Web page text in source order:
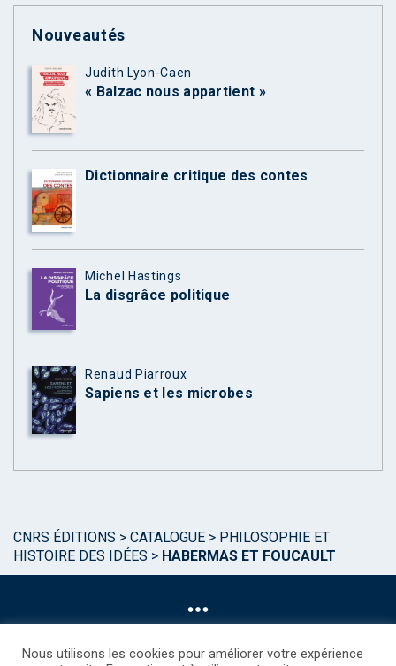
Nouveautés
Judith Lyon-Caen
« Balzac nous appartient »
Dictionnaire critique des contes
Michel Hastings
La disgrâce politique
Renaud Piarroux
Sapiens et les microbes
CNRS ÉDITIONS > CATALOGUE > PHILOSOPHIE ET
HISTOIRE DES IDÉES > HABERMAS ET FOUCAULT
Nous utilisons les cookies pour améliorer votre expérience